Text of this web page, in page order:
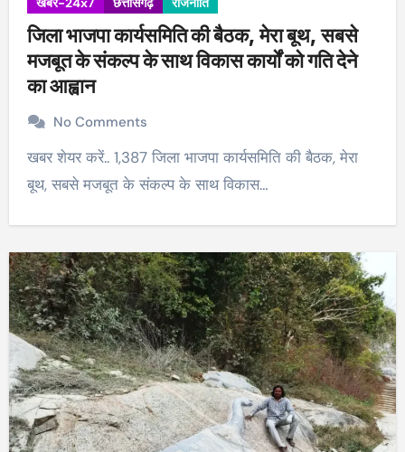
जिला भाजपा कार्यसमिति की बैठक, मेरा बूथ, सबसे
मजबूत के संकल्प के साथ विकास कार्यों को गति देने
का आह्वान
No Comments
खबर शेयर करें.. 1,387 जिला भाजपा कार्यसमिति की बैठक, मेरा
बूथ, सबसे मजबूत के संकल्प के साथ विकास…